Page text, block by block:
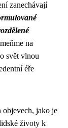
zanechávají
na
svět vlnou
éře
objevech, jako je
životy k